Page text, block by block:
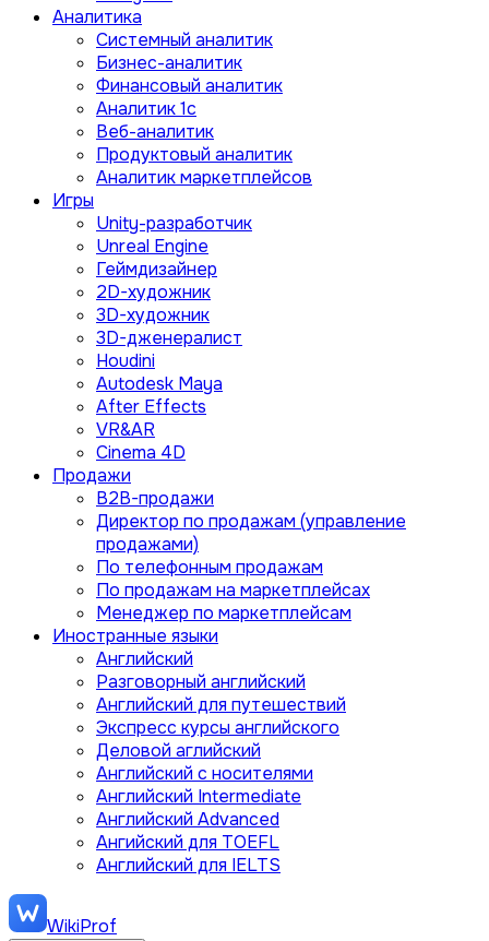
Аналитика
Системный аналитик
Бизнес-аналитик
Финансовый аналитик
Aналитик 1с
Веб-аналитик
Продуктовый аналитик
Аналитик маркетплейсов
Игры
Unity-разработчик
Unreal Engine
Геймдизайнер
2D-художник
3D-художник
3D-дженералист
Houdini
Autodesk Maya
After Effects
VR&AR
Cinema 4D
Продажи
B2B-продажи
Директор по продажам (управление
продажами)
По телефонным продажам
По продажам на маркетплейсах
Менеджер по маркетплейсам
Иностранные языки
Английский
Разговорный английский
Английский для путешествий
Экспресс курсы английского
Деловой аглийский
Английский с носителями
Английский Intermediate
Английский Advanced
Ангийский для TOEFL
Английский для IELTS
WikiProf